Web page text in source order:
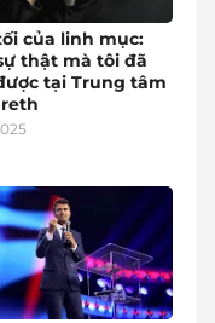
của linh mục:
thật mà tôi đã
tại Trung tâm